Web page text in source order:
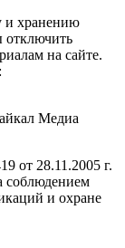
и хранению
на сайте.
Медиа
от 28.11.2005 г.
соблюдением
и охране